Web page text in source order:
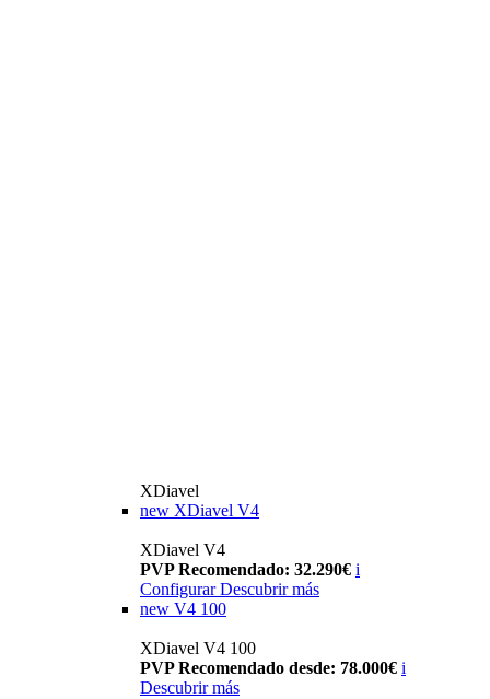
XDiavel
new XDiavel V4
XDiavel V4
PVP Recomendado: 32.290€ i
Configurar Descubrir más
new V4 100
XDiavel V4 100
PVP Recomendado desde: 78.000€ i
Descubrir más